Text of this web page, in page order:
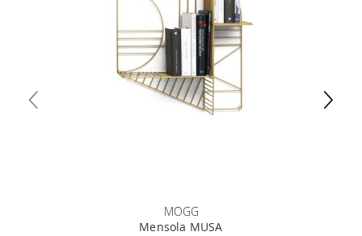
unico) 4) iban per l'addebito delle rate
MOGG
Mensola MUSA